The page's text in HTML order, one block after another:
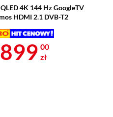
4K 144 Hz GoogleTV
HDMI 2.1 DVB-T2
2 899 zł
00
zł